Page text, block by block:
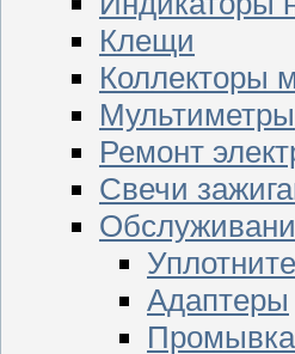
Клещи
Коллекторы
Мультиметры
Ремонт
Свечи
Адаптеры